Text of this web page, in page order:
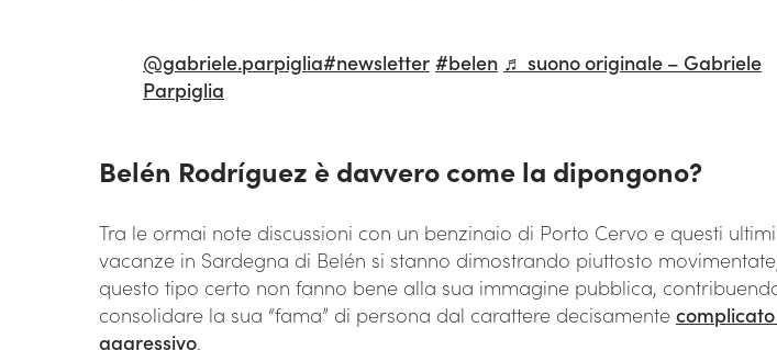
@gabriele.parpiglia#newsletter #belen ♬ suono originale – Gabriele
Parpiglia
Belén Rodríguez è davvero come la dipongono?
Tra le ormai note discussioni con un benzinaio di Porto Cervo e questi
vacanze in Sardegna di Belén si stanno dimostrando piuttosto
questo tipo certo non fanno bene alla sua immagine pubblica,
consolidare la sua “fama” di persona dal carattere decisamente
aggressivo.